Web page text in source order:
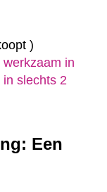
)
in
slechts 2
Een